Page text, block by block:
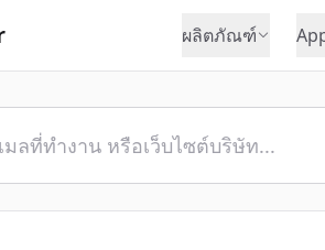
ผลิตภัณฑ์